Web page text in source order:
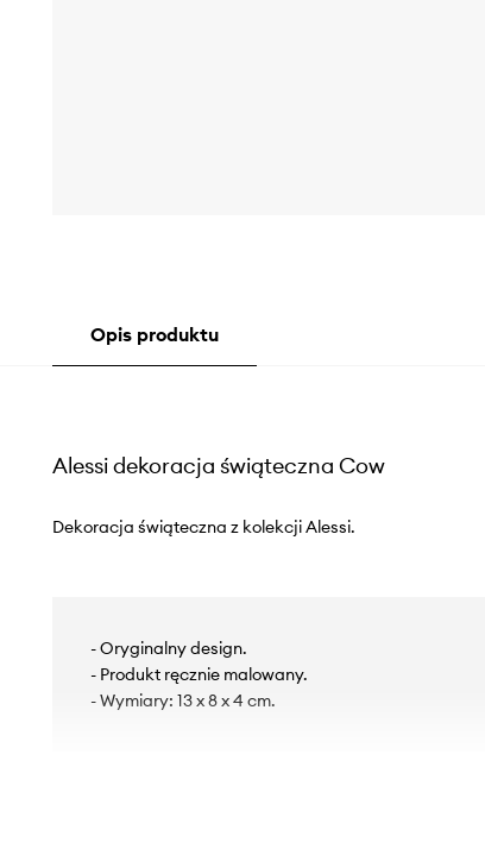
Opis produktu
Alessi dekoracja świąteczna Cow
Dekoracja świąteczna z kolekcji Alessi.
- Oryginalny design.
- Produkt ręcznie malowany.
- Wymiary: 13 x 8 x 4 cm.